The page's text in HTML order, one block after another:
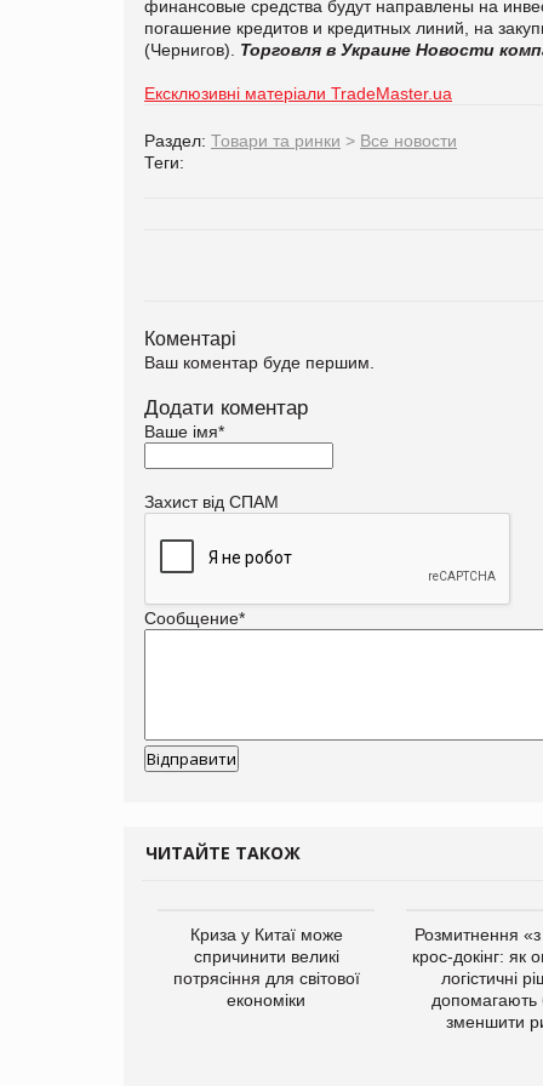
финансовые средства будут направлены на
погашение кредитов и кредитных линий, на
(Чернигов). Торговля в Украине Новости
Ексклюзивні матеріали TradeMaster.ua
Раздел: Товари та ринки > Все новости
Теги:
Коментарі
Ваш коментар буде першим.
Додати коментар
Ваше імя*
Захист від СПАМ
Сообщение*
ЧИТАЙТЕ ТАКОЖ
Криза у Китаї може
спричинити великі
потрясіння для світової
економіки
Розмитнення «з
крос-докінг: як
логістичні
допомагають
зменшити